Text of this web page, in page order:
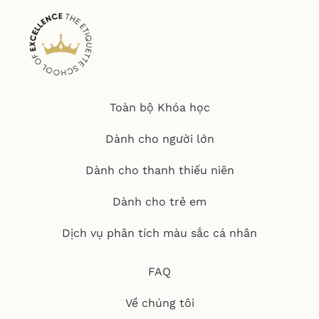
Toàn bộ Khóa học
Dành cho người lớn
Dành cho thanh thiếu niên
Dành cho trẻ em
Dịch vụ phân tích màu sắc cá nhân
FAQ
Về chúng tôi